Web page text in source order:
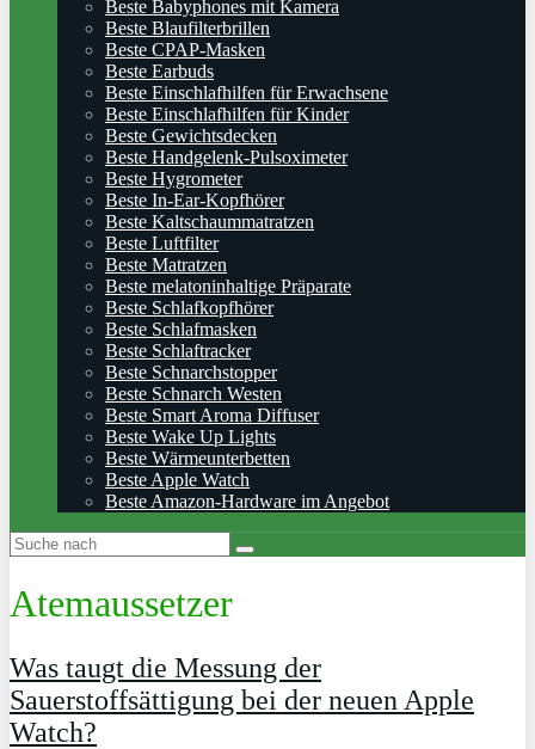
Beste Babyphones mit Kamera
Beste Blaufilterbrillen
Beste CPAP-Masken
Beste Earbuds
Beste Einschlafhilfen für Erwachsene
Beste Einschlafhilfen für Kinder
Beste Gewichtsdecken
Beste Handgelenk-Pulsoximeter
Beste Hygrometer
Beste In-Ear-Kopfhörer
Beste Kaltschaummatratzen
Beste Luftfilter
Beste Matratzen
Beste melatoninhaltige Präparate
Beste Schlafkopfhörer
Beste Schlafmasken
Beste Schlaftracker
Beste Schnarchstopper
Beste Schnarch Westen
Beste Smart Aroma Diffuser
Beste Wake Up Lights
Beste Wärmeunterbetten
Beste Apple Watch
Beste Amazon-Hardware im Angebot
Atemaussetzer
Was taugt die Messung der
Sauerstoffsättigung bei der neuen Apple
Watch?